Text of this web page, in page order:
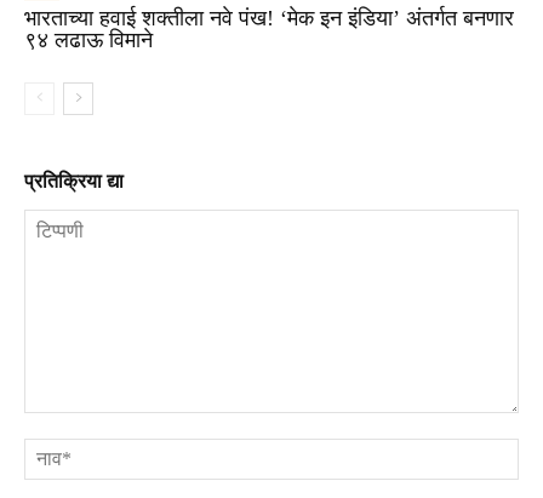
भारताच्या हवाई शक्तीला नवे पंख! ‘मेक इन इंडिया’ अंतर्गत बनणार
९४ लढाऊ विमाने
प्रतिक्रिया द्या